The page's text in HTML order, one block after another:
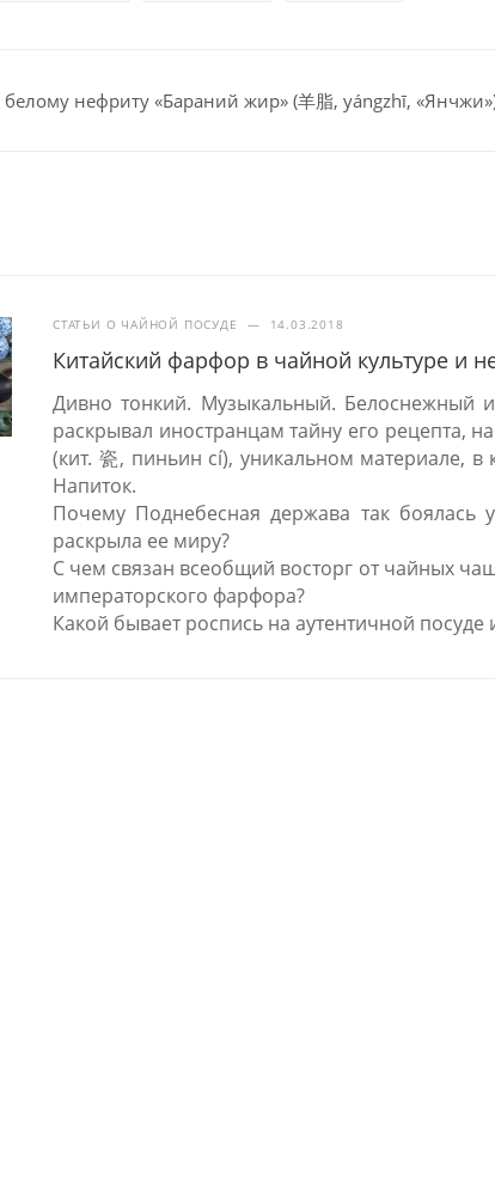
нефриту «Бараний жир» (羊脂, yángzhī,
СТАТЬИ О ЧАЙНОЙ ПОСУДЕ — 14.03.2018
Китайский фарфор в чайной культуре и
Дивно тонкий. Музыкальный. Белоснежный
раскрывал иностранцам тайну его рецепта,
(кит. 瓷, пиньин cí), уникальном материале,
Напиток.
Почему Поднебесная держава так боялась
раскрыла ее миру?
С чем связан всеобщий восторг от чайных
императорского фарфора?
Какой бывает роспись на аутентичной посуде